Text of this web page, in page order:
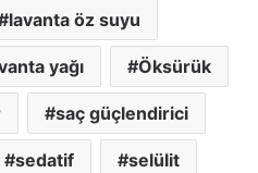
lavanta öz suyu
yağı Öksürük
saç güçlendirici
sedatif selülit